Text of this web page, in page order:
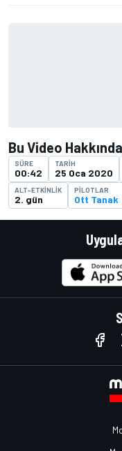
Bu Video Hakkında
SÜRE
00:42
TARIH
25 Oca 2020
ALT-ETKINLIK
2. gün
PILOTLAR
Ott Tanak